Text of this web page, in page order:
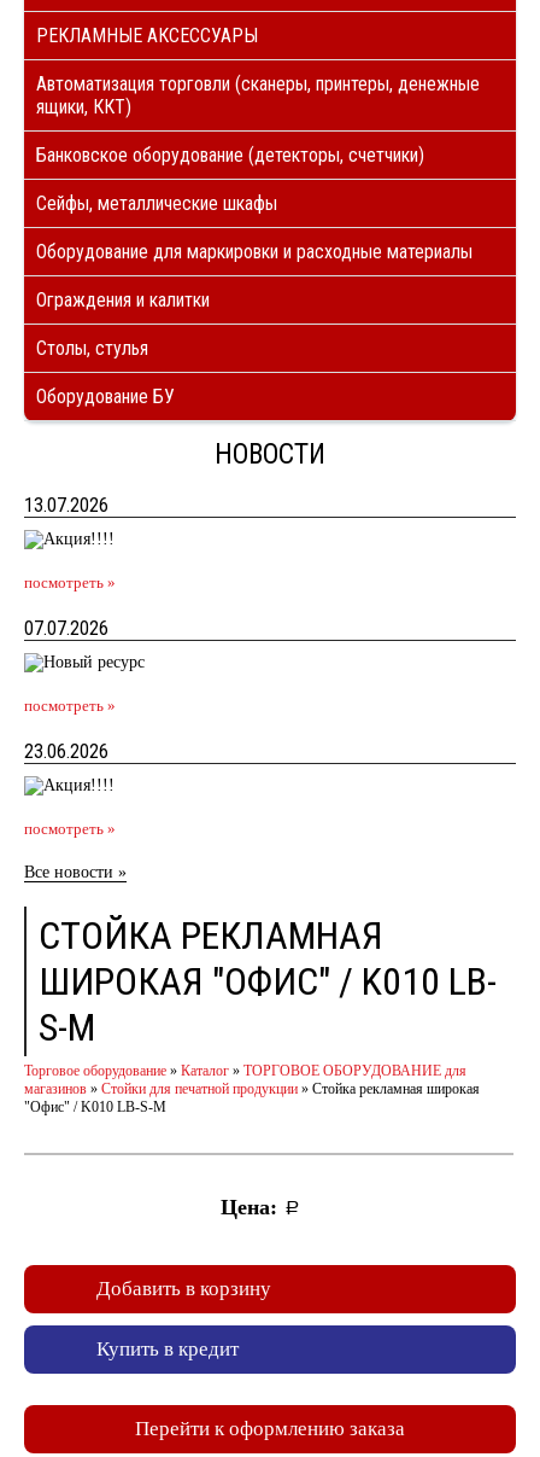
РЕКЛАМНЫЕ АКСЕССУАРЫ
Автоматизация торговли (сканеры, принтеры, денежные
ящики, ККТ)
Банковское оборудование (детекторы, счетчики)
Сейфы, металлические шкафы
Оборудование для маркировки и расходные материалы
Ограждения и калитки
Столы, стулья
Оборудование БУ
НОВОСТИ
13.07.2026
посмотреть »
07.07.2026
посмотреть »
23.06.2026
посмотреть »
Все новости »
СТОЙКА РЕКЛАМНАЯ
ШИРОКАЯ "ОФИС" / K010 LB-
S-M
Торговое оборудование » Каталог » ТОРГОВОЕ ОБОРУДОВАНИЕ для
магазинов » Стойки для печатной продукции » Стойка рекламная широкая
"Офис" / K010 LB-S-M
Цена: a
Добавить в корзину
Купить в кредит
Перейти к оформлению заказа